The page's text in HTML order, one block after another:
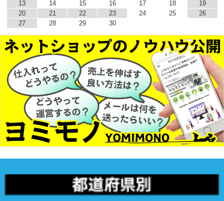
13 14 15 16 17 18
19
20
21 22 23 24 25
26
27
28 29 30